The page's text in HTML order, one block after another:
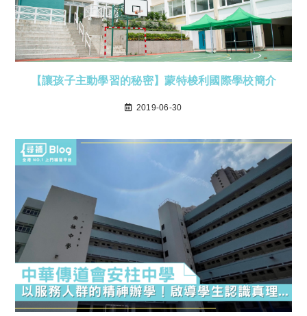
【讓孩子主動學習的秘密】蒙特梭利國際學校簡介
2019-06-30